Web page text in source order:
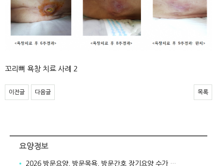
꼬리뼈 욕창 치료 사례 2
이전글 다음글 목록
요양정보
2026 방문요양, 방문목욕, 방문간호 장기요양 수가 안내